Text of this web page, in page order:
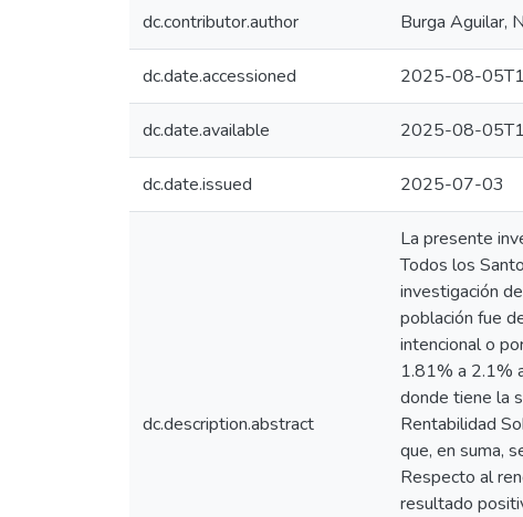
dc.contributor.author Burga Aguilar,
dc.date.accessioned 2025-08-
dc.date.available 2025-08-
dc.date.issued 2025-07-03
dc.description.abstract
La presente
Todos los
investigación
población fue
intencional o
1.81% a 2.1%
donde tiene la
Rentabilidad
que, en suma,
Respecto al
resultado